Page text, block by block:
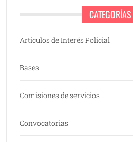
CATEGORÍAS
Artículos de Interés Policial
Bases
Comisiones de servicios
Convocatorias